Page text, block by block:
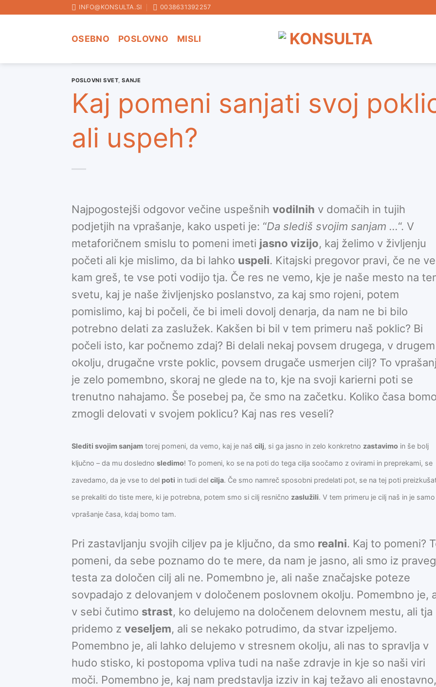
na
INFO@KONSULTA.SI 0038631392257
OSEBNO POSLOVNO MISLI
POSLOVNI SVET,SANJE
Kaj pomeni sanjati svoj
ali uspeh?
Najpogostejši odgovor večine uspešnih vodilnih v domačih in tujih
podjetjih na vprašanje, kako uspeti je: “Da slediš svojim sanjam …“. V
metaforičnem smislu to pomeni imeti jasno vizijo, kaj želimo v življenju
početi ali kje mislimo, da bi lahko uspeli. Kitajski pregovor pravi, če ne
kam greš, te vse poti vodijo tja. Če res ne vemo, kje je naše mesto na
svetu, kaj je naše življenjsko poslanstvo, za kaj smo rojeni, potem
pomislimo, kaj bi počeli, če bi imeli dovolj denarja, da nam ne bi bilo
potrebno delati za zaslužek. Kakšen bi bil v tem primeru naš poklic? Bi
počeli isto, kar počnemo zdaj? Bi delali nekaj povsem drugega, v drugem
okolju, drugačne vrste poklic, povsem drugače usmerjen cilj? To
je zelo pomembno, skoraj ne glede na to, kje na svoji karierni poti se
trenutno nahajamo. Še posebej pa, če smo na začetku. Koliko časa
zmogli delovati v svojem poklicu? Kaj nas res veseli?
Slediti svojim sanjam torej pomeni, da vemo, kaj je naš cilj, si ga jasno in zelo konkretno zastavimo in še bolj
ključno – da mu dosledno sledimo! To pomeni, ko se na poti do tega cilja soočamo z ovirami in preprekami, se
zavedamo, da je vse to del poti in tudi del cilja. Če smo namreč sposobni predelati pot, se na tej poti
se prekaliti do tiste mere, ki je potrebna, potem smo si cilj resnično zaslužili. V tem primeru je cilj naš in je samo
vprašanje časa, kdaj bomo tam.
Pri zastavljanju svojih ciljev pa je ključno, da smo realni. Kaj to pomeni?
pomeni, da sebe poznamo do te mere, da nam je jasno, ali smo iz
testa za določen cilj ali ne. Pomembno je, ali naše značajske poteze
sovpadajo z delovanjem v določenem poslovnem okolju. Pomembno je,
v sebi čutimo strast, ko delujemo na določenem delovnem mestu, ali tja
pridemo z veseljem, ali se nekako potrudimo, da stvar izpeljemo.
Pomembno je, ali lahko delujemo v stresnem okolju, ali nas to spravlja v
hudo stisko, ki postopoma vpliva tudi na naše zdravje in kje so naši viri
moči. Pomembno je, kaj nam predstavlja izziv in kaj težavo ali enostavno,